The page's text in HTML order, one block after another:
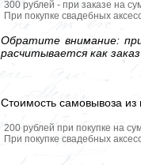
300 рублей - при заказе на
При покупке свадебных
Обратите внимание:
расчитывается как
Стоимость самовывоза из
200 рублей при покупке на
При покупке свадебных